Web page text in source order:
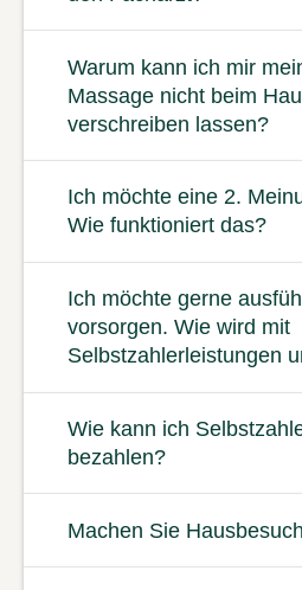
Warum kann ich mir
Massage nicht beim
verschreiben lassen?
Ich möchte eine 2.
Wie funktioniert das?
Ich möchte gerne
vorsorgen. Wie wird mit
Selbstzahlerleistungen
Wie kann ich
bezahlen?
Machen Sie